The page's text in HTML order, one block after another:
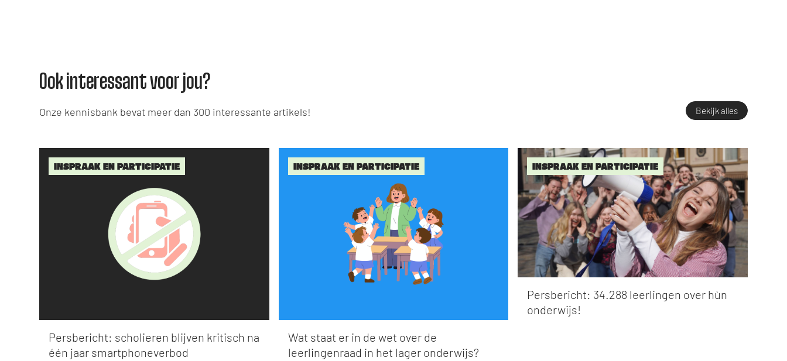
Ook interessant voor jou?
Onze kennisbank bevat meer dan 300 interessante artikels! Bekijk alles
INSPRAAK EN PARTICIPATIE
Persbericht: scholieren blijven kritisch na
één jaar smartphoneverbod
INSPRAAK EN PARTICIPATIE
Wat staat er in de wet over de
leerlingenraad in het lager onderwijs?
INSPRAAK EN PARTICIPATIE
Persbericht: 34.288 leerlingen over hùn
onderwijs!